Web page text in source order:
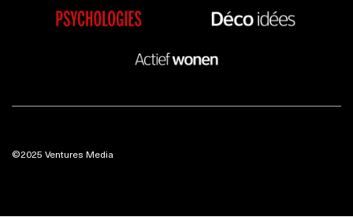
©2025 Ventures Media